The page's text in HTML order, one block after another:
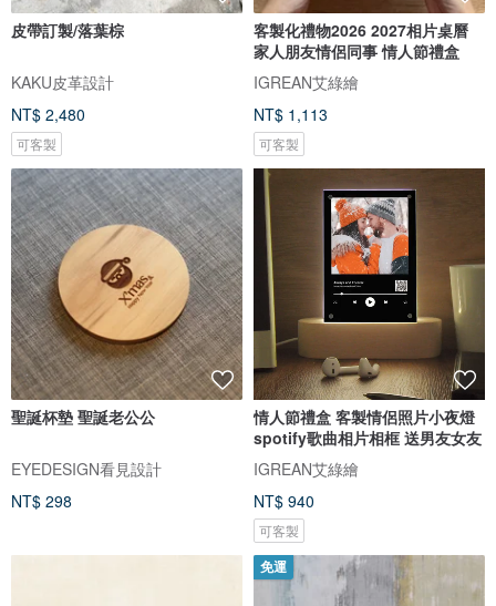
皮帶訂製/落葉棕
KAKU皮革設計
NT$ 2,480
可客製
客製化禮物2026 2027相片桌曆
家人朋友情侶同事 情人節禮盒
IGREAN艾綠繪
NT$ 1,113
可客製
聖誕杯墊 聖誕老公公
EYEDESIGN看見設計
NT$ 298
情人節禮盒 客製情侶照片小夜燈
spotify歌曲相片相框 送男友女友
IGREAN艾綠繪
NT$ 940
可客製
免運